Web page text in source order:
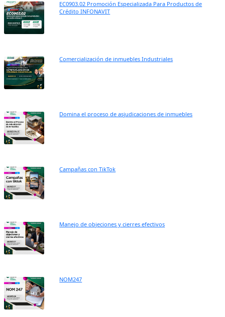
EC0903.02 Promoción Especializada Para Productos de
Crédito INFONAVIT
Comercialización de inmuebles Industriales
Domina el proceso de asjudicaciones de inmuebles
Campañas con TikTok
Manejo de objeciones y cierres efectivos
NOM247